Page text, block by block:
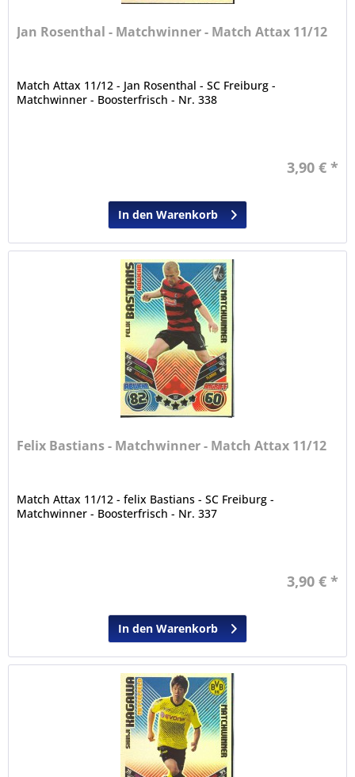
Jan Rosenthal - Matchwinner - Match Attax 11/12
Match Attax 11/12 - Jan Rosenthal - SC Freiburg -
Matchwinner - Boosterfrisch - Nr. 338
3,90 € *
In den Warenkorb
Felix Bastians - Matchwinner - Match Attax 11/12
Match Attax 11/12 - felix Bastians - SC Freiburg -
Matchwinner - Boosterfrisch - Nr. 337
3,90 € *
In den Warenkorb